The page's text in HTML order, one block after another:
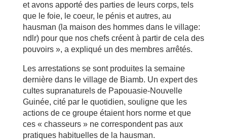
et avons apporté des parties de leurs corps, tels
que le foie, le coeur, le pénis et autres, au
hausman (la maison des hommes dans le village:
ndlr) pour que nos chefs créent à partir de cela des
pouvoirs », a expliqué un des membres arrêtés.
Les arrestations se sont produites la semaine
dernière dans le village de Biamb. Un expert des
cultes supranaturels de Papouasie-Nouvelle
Guinée, cité par le quotidien, souligne que les
actions de ce groupe étaient hors norme et que
ces « chasseurs » ne correspondent pas aux
pratiques habituelles de la hausman.